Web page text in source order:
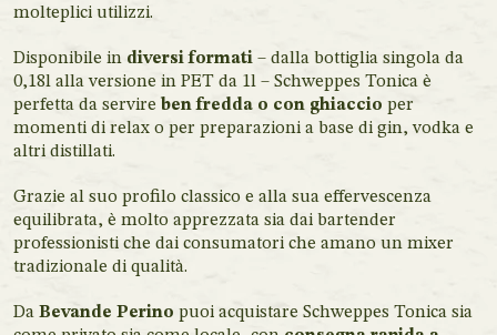
molteplici utilizzi.
Disponibile in diversi formati – dalla bottiglia singola da
0,18l alla versione in PET da 1l – Schweppes Tonica è
perfetta da servire ben fredda o con ghiaccio per
momenti di relax o per preparazioni a base di gin, vodka e
altri distillati.
Grazie al suo profilo classico e alla sua effervescenza
equilibrata, è molto apprezzata sia dai bartender
professionisti che dai consumatori che amano un mixer
tradizionale di qualità.
Da Bevande Perino puoi acquistare Schweppes Tonica sia